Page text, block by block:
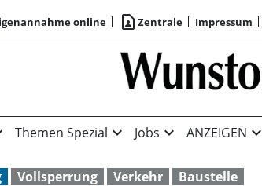
online contact_page Zentrale Impressum
Themen Spezial expand_more Jobs expand_more ANZEIGEN expand_more
Vollsperrung Verkehr Baustelle